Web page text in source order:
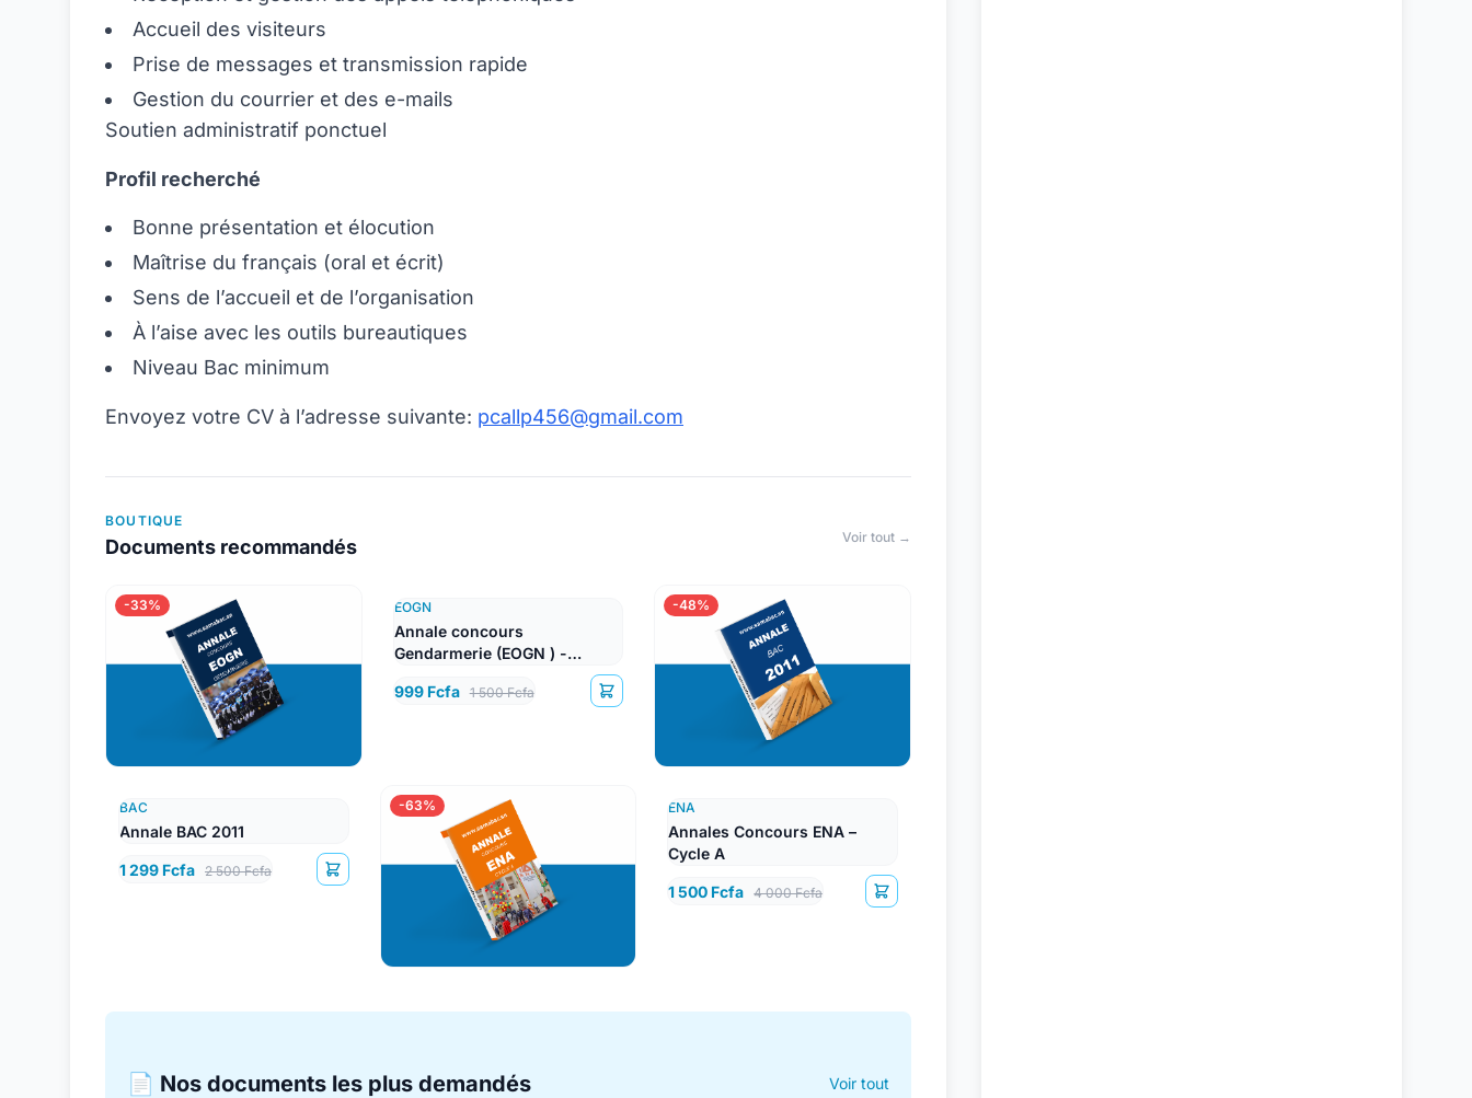
Accueil des visiteurs
Prise de messages et transmission rapide
Gestion du courrier et des e-mails
Soutien administratif ponctuel
Profil recherché
Bonne présentation et élocution
Maîtrise du français (oral et écrit)
Sens de l’accueil et de l’organisation
À l’aise avec les outils bureautiques
Niveau Bac minimum
Envoyez votre CV à l’adresse suivante: pcallp456@gmail.com
BOUTIQUE
Documents recommandés Voir tout →
-33% EOGN
Annale concours
Gendarmerie (EOGN ) -
999 Fcfa 1 500 Fcfa
-48%
BAC
Annale BAC 2011
1 299 Fcfa 2 500 Fcfa
-63% ENA
Annales Concours ENA –
Cycle A
1 500 Fcfa 4 000 Fcfa
📄 Nos documents les plus demandés Voir tout